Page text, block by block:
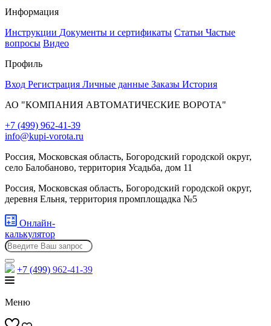
Информация
Инструкции Документы и сертификаты Статьи Частые
вопросы Видео
Профиль
Вход Регистрация Личные данные Заказы История
АО "КОМПАНИЯ АВТОМАТИЧЕСКИЕ ВОРОТА"
+7 (499) 962-41-39
info@kupi-vorota.ru
Россия, Московская область, Богородский городской округ,
село Балобаново, территория Усадьба, дом 11
Россия, Московская область, Богородский городской округ,
деревня Ельня, территория промплощадка №5
Онлайн-
калькулятор
+7 (499) 962-41-39
Меню